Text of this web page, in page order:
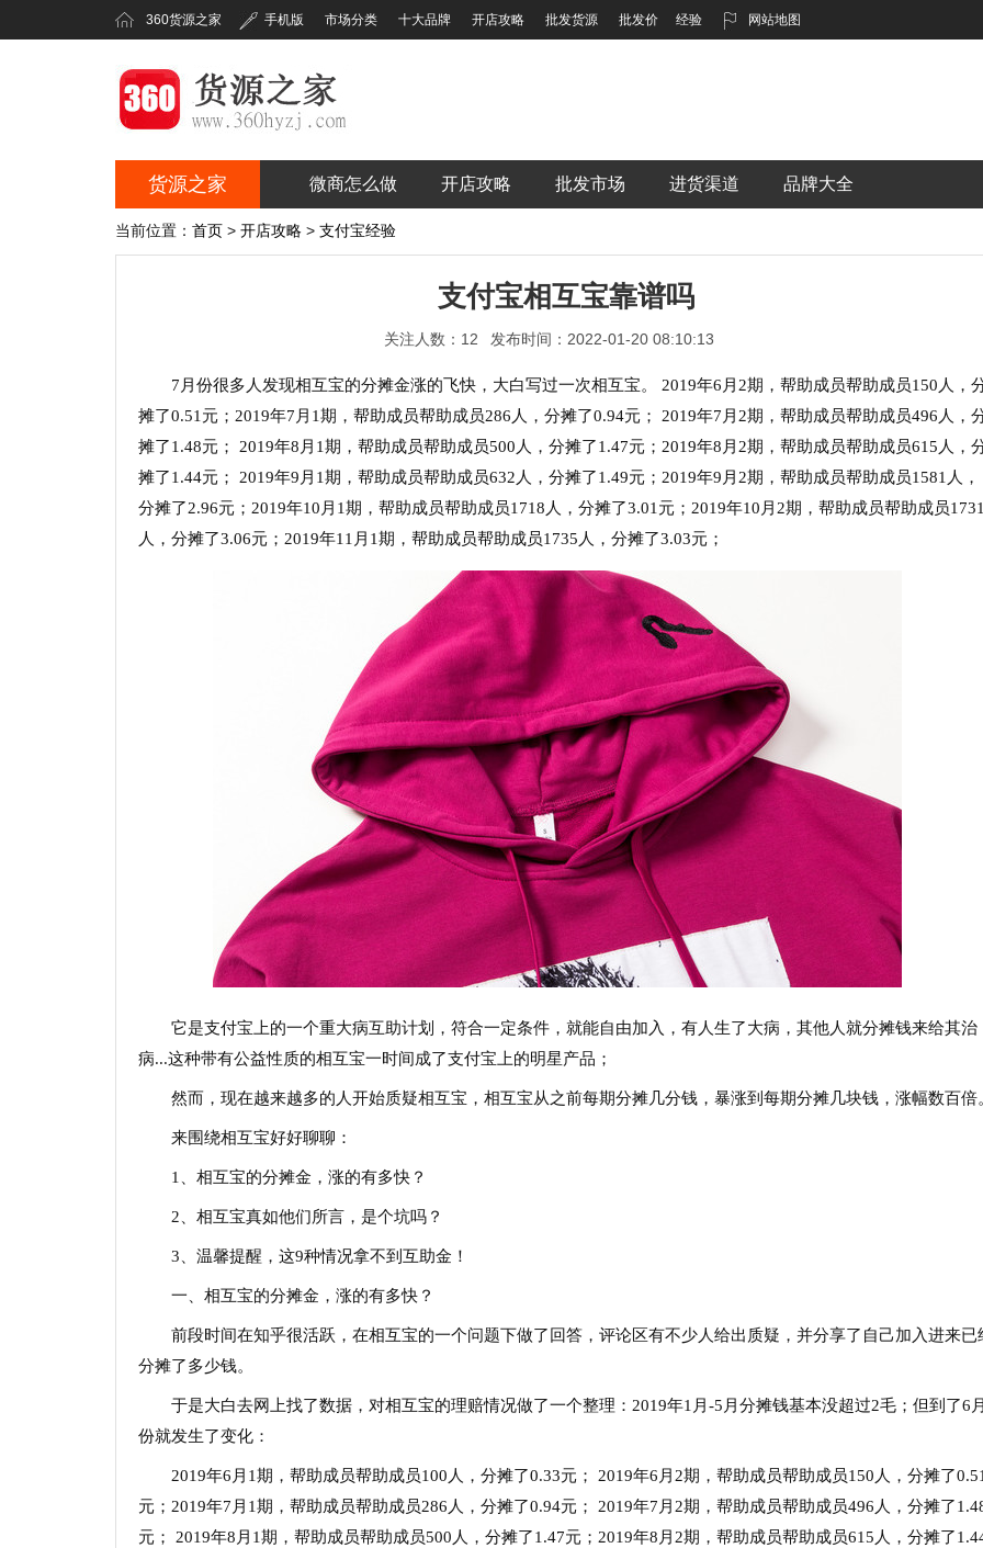
360货源之家 手机版 市场分类 十大品牌 开店攻略 批发货源 批发价 经验 网站地图
360货源之家
货源之家 微商怎么做 开店攻略 批发市场 进货渠道 品牌大全
当前位置： 首页> 开店攻略> 支付宝经验
支付宝相互宝靠谱吗
关注人数：12 发布时间：2022-01-20 08:10:13
7月份很多人发现相互宝的分摊金涨的飞快，大白写过一次相互宝。 2019年6月2期，帮助成员帮助成员150人，
摊了0.51元；2019年7月1期，帮助成员帮助成员286人，分摊了0.94元； 2019年7月2期，帮助成员帮助成员496人，
摊了1.48元； 2019年8月1期，帮助成员帮助成员500人，分摊了1.47元；2019年8月2期，帮助成员帮助成员615人，
摊了1.44元； 2019年9月1期，帮助成员帮助成员632人，分摊了1.49元；2019年9月2期，帮助成员帮助成员1581人，
分摊了2.96元；2019年10月1期，帮助成员帮助成员1718人，分摊了3.01元；2019年10月2期，帮助成员帮助成员1731
人，分摊了3.06元；2019年11月1期，帮助成员帮助成员1735人，分摊了3.03元；
它是支付宝上的一个重大病互助计划，符合一定条件，就能自由加入，有人生了大病，其他人就分摊钱来给其治
病...这种带有公益性质的相互宝一时间成了支付宝上的明星产品；
然而，现在越来越多的人开始质疑相互宝，相互宝从之前每期分摊几分钱，暴涨到每期分摊几块钱，涨幅数百倍
来围绕相互宝好好聊聊：
1、相互宝的分摊金，涨的有多快？
2、相互宝真如他们所言，是个坑吗？
3、温馨提醒，这9种情况拿不到互助金！
一、相互宝的分摊金，涨的有多快？
前段时间在知乎很活跃，在相互宝的一个问题下做了回答，评论区有不少人给出质疑，并分享了自己加入进来已
分摊了多少钱。
于是大白去网上找了数据，对相互宝的理赔情况做了一个整理：2019年1月-5月分摊钱基本没超过2毛；但到了6月
份就发生了变化：
2019年6月1期，帮助成员帮助成员100人，分摊了0.33元； 2019年6月2期，帮助成员帮助成员150人，分摊了0.51
元；2019年7月1期，帮助成员帮助成员286人，分摊了0.94元； 2019年7月2期，帮助成员帮助成员496人，分摊了
元； 2019年8月1期，帮助成员帮助成员500人，分摊了1.47元；2019年8月2期，帮助成员帮助成员615人，分摊了